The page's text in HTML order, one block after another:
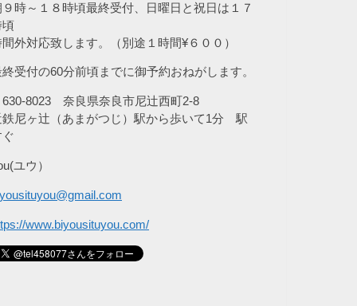
９時～１８時頃最終受付、日曜日と祝日は１７
頃
間外対応致します。（別途１時間¥６００）
終受付の60分前頃までに御予約おねがします。
630-8023 奈良県奈良市尼辻西町2-8
鉄尼ヶ辻（あまがつじ）駅から歩いて1分 駅
ユウ）
www.biyousituyou.com/